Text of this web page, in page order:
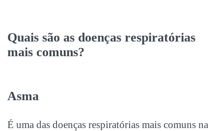
Quais são as doenças respiratórias
mais comuns?
Asma
É uma das doenças respiratórias mais comuns na